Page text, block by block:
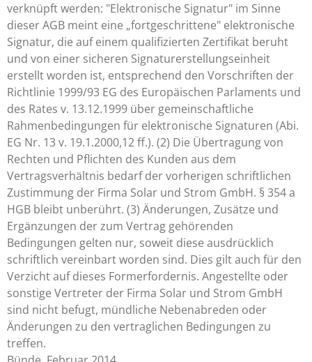
verknüpft werden: "Elektronische Signatur" im Sinne
dieser AGB meint eine „fortgeschrittene" elektronische
Signatur, die auf einem qualifizierten Zertifikat beruht
und von einer sicheren Signaturerstellungseinheit
erstellt worden ist, entsprechend den Vorschriften der
Richtlinie 1999/93 EG des Europäischen Parlaments und
des Rates v. 13.12.1999 über gemeinschaftliche
Rahmenbedingungen für elektronische Signaturen (Abi.
EG Nr. 13 v. 19.1.2000,12 ff.). (2) Die Übertragung von
Rechten und Pflichten des Kunden aus dem
Vertragsverhältnis bedarf der vorherigen schriftlichen
Zustimmung der Firma Solar und Strom GmbH. § 354 a
HGB bleibt unberührt. (3) Änderungen, Zusätze und
Ergänzungen der zum Vertrag gehörenden
Bedingungen gelten nur, soweit diese ausdrücklich
schriftlich vereinbart worden sind. Dies gilt auch für den
Verzicht auf dieses Formerfordernis. Angestellte oder
sonstige Vertreter der Firma Solar und Strom GmbH
sind nicht befugt, mündliche Nebenabreden oder
Änderungen zu den vertraglichen Bedingungen zu
treffen.